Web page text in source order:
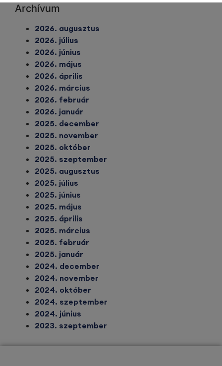
Archívum
2026. augusztus
2026. július
2026. június
2026. május
2026. április
2026. március
2026. február
2026. január
2025. december
2025. november
2025. október
2025. szeptember
2025. augusztus
2025. július
2025. június
2025. május
2025. április
2025. március
2025. február
2025. január
2024. december
2024. november
2024. október
2024. szeptember
2024. június
2023. szeptember